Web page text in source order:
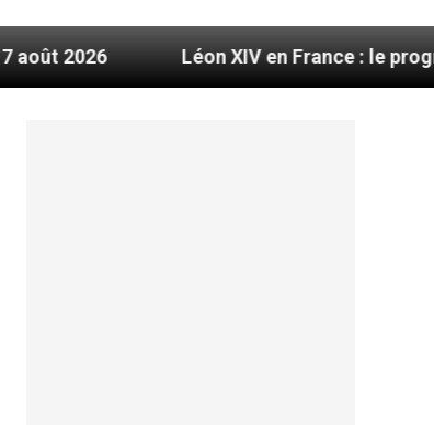
Léon XIV en France : le programme